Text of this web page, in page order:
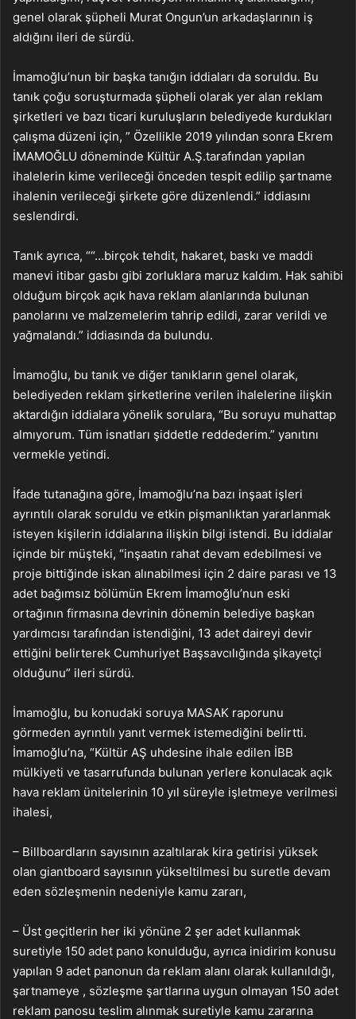
genel olarak şüpheli Murat Ongun’un arkadaşlarının iş
aldığını ileri de sürdü.
İmamoğlu’nun bir başka tanığın iddiaları da soruldu. Bu
tanık çoğu soruşturmada şüpheli olarak yer alan reklam
şirketleri ve bazı ticari kuruluşların belediyede kurdukları
çalışma düzeni için, ” Özellikle 2019 yılından sonra Ekrem
İMAMOĞLU döneminde Kültür A.Ş.tarafından yapılan
ihalelerin kime verileceği önceden tespit edilip şartname
ihalenin verileceği şirkete göre düzenlendi.” iddiasını
seslendirdi.
Tanık ayrıca, ““…birçok tehdit, hakaret, baskı ve maddi
manevi itibar gasbı gibi zorluklara maruz kaldım. Hak sahibi
olduğum birçok açık hava reklam alanlarında bulunan
panolarını ve malzemelerim tahrip edildi, zarar verildi ve
yağmalandı.” iddiasında da bulundu.
İmamoğlu, bu tanık ve diğer tanıkların genel olarak,
belediyeden reklam şirketlerine verilen ihalelerine ilişkin
aktardığın iddialara yönelik sorulara, “Bu soruyu muhattap
almıyorum. Tüm isnatları şiddetle reddederim.” yanıtını
vermekle yetindi.
İfade tutanağına göre, İmamoğlu’na bazı inşaat işleri
ayrıntılı olarak soruldu ve etkin pişmanlıktan yararlanmak
isteyen kişilerin iddialarına ilişkin bilgi istendi. Bu iddialar
içinde bir müşteki, “inşaatın rahat devam edebilmesi ve
proje bittiğinde iskan alınabilmesi için 2 daire parası ve 13
adet bağımsız bölümün Ekrem İmamoğlu’nun eski
ortağının firmasına devrinin dönemin belediye başkan
yardımcısı tarafından istendiğini, 13 adet daireyi devir
ettiğini belirterek Cumhuriyet Başsavcılığında şikayetçi
olduğunu” ileri sürdü.
İmamoğlu, bu konudaki soruya MASAK raporunu
görmeden ayrıntılı yanıt vermek istemediğini belirtti.
İmamoğlu’na, “Kültür AŞ uhdesine ihale edilen İBB
mülkiyeti ve tasarrufunda bulunan yerlere konulacak açık
hava reklam ünitelerinin 10 yıl süreyle işletmeye verilmesi
ihalesi,
– Billboardların sayısının azaltılarak kira getirisi yüksek
olan giantboard sayısının yükseltilmesi bu suretle devam
eden sözleşmenin nedeniyle kamu zararı,
– Üst geçitlerin her iki yönüne 2 şer adet kullanmak
suretiyle 150 adet pano konulduğu, ayrıca inidirim konusu
yapılan 9 adet panonun da reklam alanı olarak kullanıldığı,
şartnameye , sözleşme şartlarına uygun olmayan 150 adet
reklam panosu teslim alınmak suretiyle kamu zararına